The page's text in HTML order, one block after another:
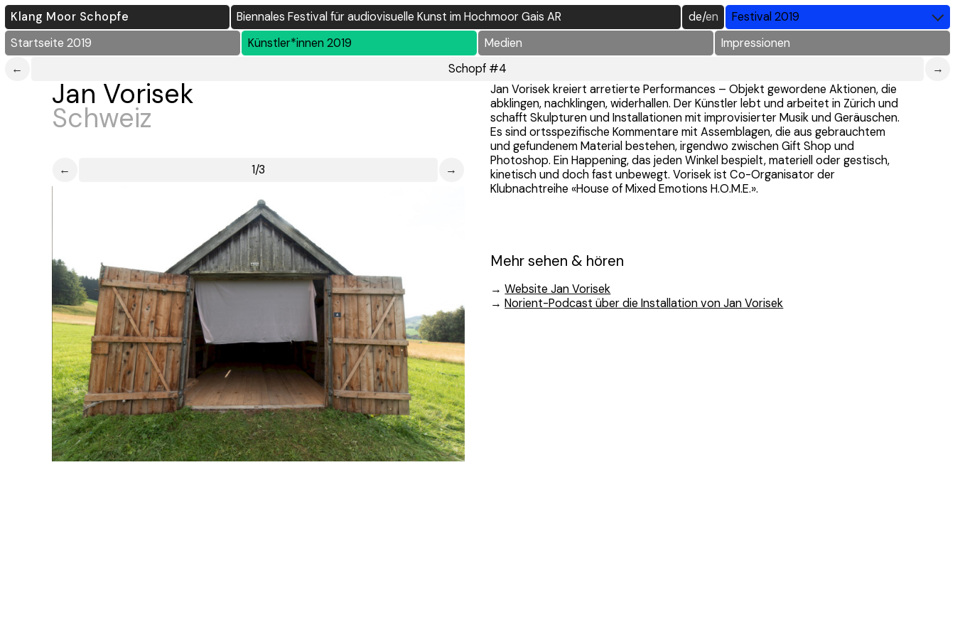
Klang Moor Schopfe Biennales Festival für audiovisuelle Kunst im Hochmoor Gais AR de/en
Festival 2019
Startseite 2019
Künstler*innen 2019 Medien
Impressionen
←
Schopf #4 →
Jan Vorisek
Schweiz
← 1/3 →
Jan Vorisek kreiert arretierte Performances – Objekt gewordene ­Aktionen, die
abklingen, nachklingen, widerhallen. Der Künstler lebt und arbeitet in Zürich und
schafft Skulpturen und Installationen mit improvisierter Musik und Geräuschen.
Es sind ortsspezifische Kommentare mit Assemblagen, die aus gebrauchtem
und gefundenem Material bestehen, irgendwo zwischen Gift Shop und
Photoshop. Ein Happening, das jeden Winkel bespielt, materiell oder gestisch,
kinetisch und doch fast unbewegt. Vorisek ist Co-Organisator der
Klubnachtreihe «House of Mixed Emotions H.O.M.E.».
Mehr sehen & hören
→Website Jan Vorisek
→Norient-Podcast über die Installation von Jan Vorisek